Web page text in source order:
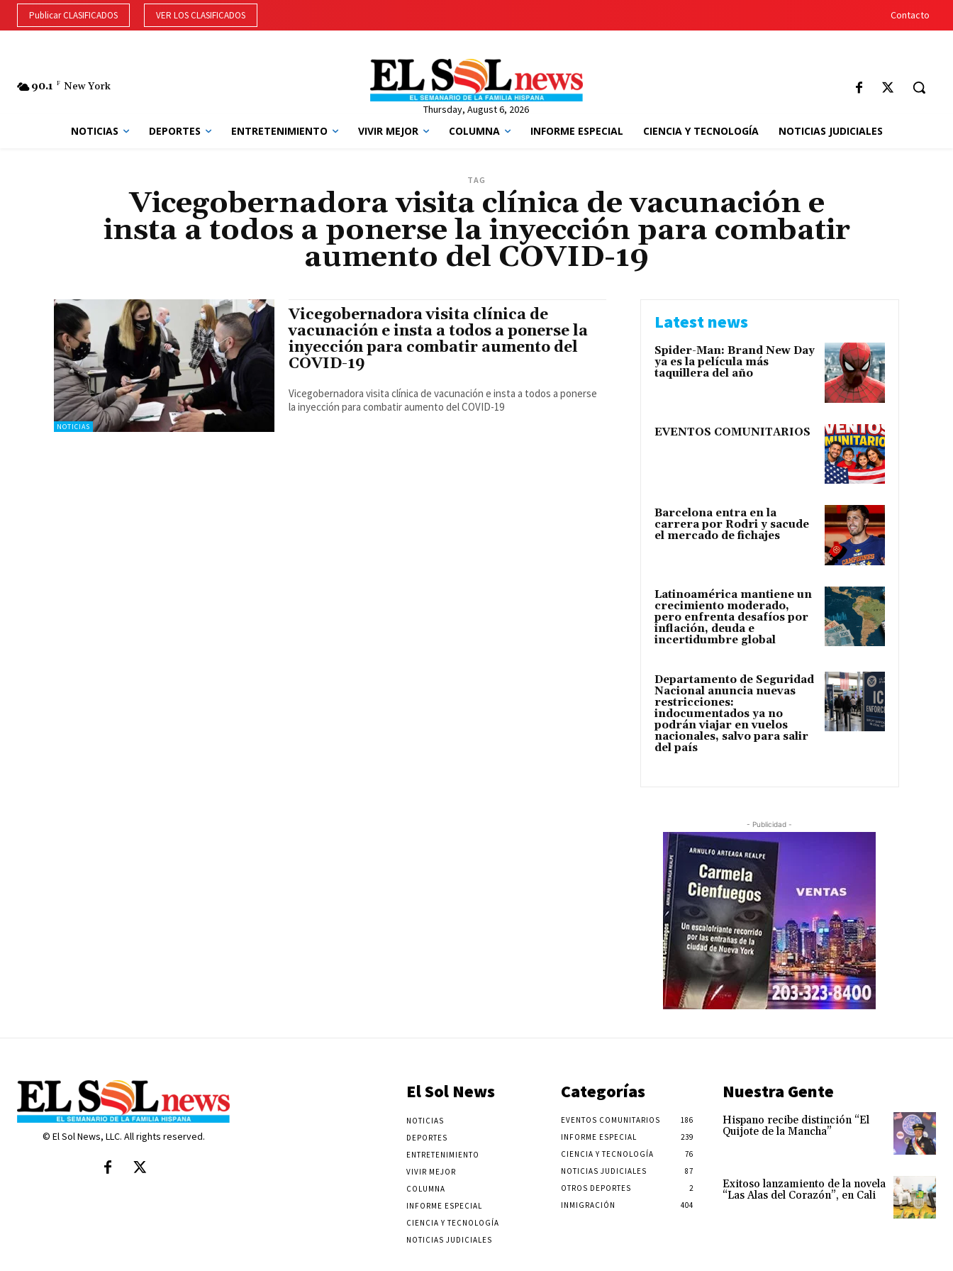
Publicar CLASIFICADOS VER LOS CLASIFICADOS Contacto
90.1 F New York
Thursday, August 6, 2026
NOTICIAS DEPORTES ENTRETENIMIENTO VIVIR MEJOR COLUMNA INFORME ESPECIAL CIENCIA Y TECNOLOGÍA NOTICIAS JUDICIALES
TAG
Vicegobernadora visita clínica de vacunación e
insta a todos a ponerse la inyección para combatir
aumento del COVID-19
NOTICIAS
Vicegobernadora visita clínica de
vacunación e insta a todos a ponerse la
inyección para combatir aumento del
COVID-19
Vicegobernadora visita clínica de vacunación e insta a todos a ponerse
la inyección para combatir aumento del COVID-19
Latest news
Spider-Man: Brand New Day
ya es la película más
taquillera del año
EVENTOS COMUNITARIOS
Barcelona entra en la
carrera por Rodri y sacude
el mercado de fichajes
Latinoamérica mantiene un
crecimiento moderado,
pero enfrenta desafíos por
inflación, deuda e
incertidumbre global
Departamento de Seguridad
Nacional anuncia nuevas
restricciones:
indocumentados ya no
podrán viajar en vuelos
nacionales, salvo para salir
del país
- Publicidad -
© El Sol News, LLC. All rights reserved.
El Sol News
NOTICIAS
DEPORTES
ENTRETENIMIENTO
VIVIR MEJOR
COLUMNA
INFORME ESPECIAL
CIENCIA Y TECNOLOGÍA
NOTICIAS JUDICIALES
Categorías
EVENTOS COMUNITARIOS
186
INFORME ESPECIAL
239
CIENCIA Y TECNOLOGÍA
76
NOTICIAS JUDICIALES
87
OTROS DEPORTES
2
INMIGRACIÓN
404
Nuestra Gente
Hispano recibe distinción “El
Quijote de la Mancha”
Exitoso lanzamiento de la novela
“Las Alas del Corazón”, en Cali